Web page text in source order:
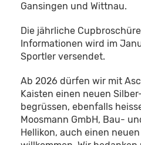
Gansingen und Wittnau.
Die jährliche
Informationen wird im
Sportler versendet.
Ab 2026 dürfen wir mit
Kaisten einen neuen
begrüssen, ebenfalls
Moosmann GmbH, Bau-
Hellikon, auch einen